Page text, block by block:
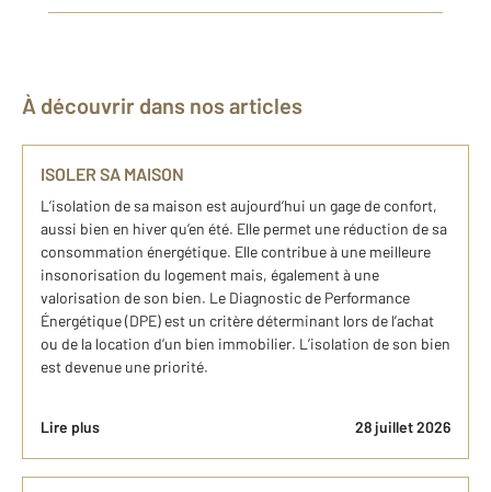
À découvrir dans nos articles
ISOLER SA MAISON
L’isolation de sa maison est aujourd’hui un gage de confort,
aussi bien en hiver qu’en été. Elle permet une réduction de sa
consommation énergétique. Elle contribue à une meilleure
insonorisation du logement mais, également à une
valorisation de son bien. Le Diagnostic de Performance
Énergétique (DPE) est un critère déterminant lors de l’achat
ou de la location d’un bien immobilier. L’isolation de son bien
est devenue une priorité.
Lire plus 28 juillet 2026